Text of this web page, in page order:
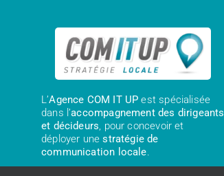
L’Agence COM IT UP est spécialisée
dans l’accompagnement des dirigeants
et décideurs, pour concevoir et
déployer unestratégie de
communication locale.